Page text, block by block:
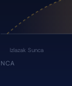
Izlazak Sunca